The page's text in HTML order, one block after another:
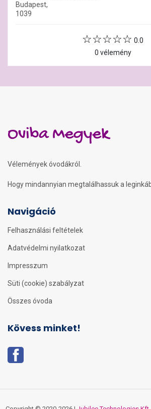
Budapest,
1039
0.0
0 vélemény
Oviba Megyek
Vélemények óvodákról.
Hogy mindannyian megtalálhassuk a
Navigáció
Felhasználási feltételek
Adatvédelmi nyilatkozat
Impresszum
Süti (cookie) szabályzat
Összes óvoda
Kövess minket!